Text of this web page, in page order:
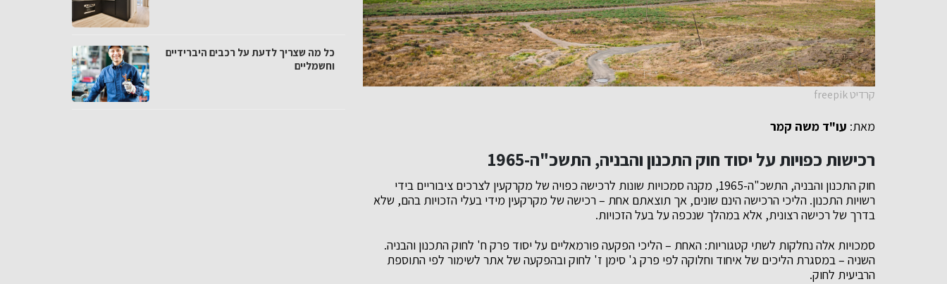
קרדיט freepik
מאת: עו"ד משה קמר
רכישות כפויות על יסוד חוק התכנון והבניה, התשכ"ה-1965
חוק התכנון והבניה, התשכ"ה-1965, מקנה סמכויות שונות לרכישה כפויה של מקרקעין לצרכים ציבוריים בידי
רשויות התכנון. הליכי הרכישה הינם שונים, אך תוצאתם אחת – רכישה של מקרקעין מידי בעלי הזכויות בהם, שלא
בדרך של רכישה רצונית, אלא במהלך שנכפה על בעל הזכויות.
סמכויות אלה נחלקות לשתי קטגוריות: האחת – הליכי הפקעה פורמאליים על יסוד פרק ח' לחוק התכנון והבניה.
השניה – במסגרת הליכים של איחוד וחלוקה לפי פרק ג' סימן ז' לחוק ובהפקעה של אתר לשימור לפי התוספת
הרביעית לחוק.
כל מה שצריך לדעת על רכבים היברידיים
וחשמליים